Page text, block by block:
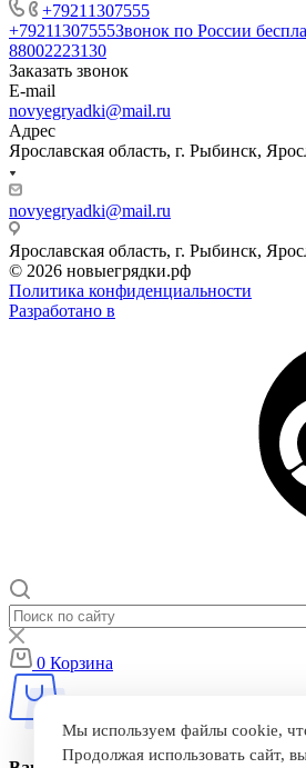
Мы используем файлы cookie,
Продолжая использовать сайт,
+79211307555
+79211307555Звонок по России
88002223130
Заказать звонок
E-mail
novyegryadki@mail.ru
Адрес
Ярославская область, г. Рыбинск,
novyegryadki@mail.ru
Ярославская область, г. Рыбинск,
© 2026 новыегрядки.рф
Политика конфиденциальности
Разработано в
0 Корзина